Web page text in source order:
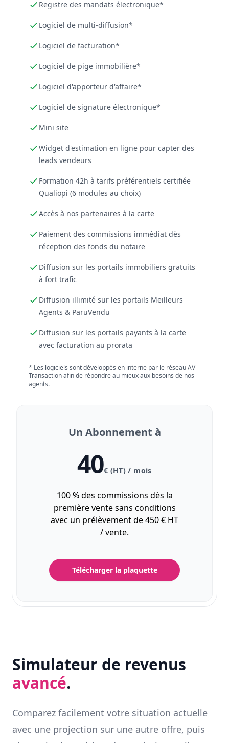
Registre des mandats électronique*
Logiciel de multi-diffusion*
Logiciel de facturation*
Logiciel de pige immobilière*
Logiciel d'apporteur d'affaire*
Logiciel de signature électronique*
Mini site
Widget d'estimation en ligne pour capter des
leads vendeurs
Formation 42h à tarifs préférentiels certifiée
Qualiopi (6 modules au choix)
Accès à nos partenaires à la carte
Paiement des commissions immédiat dès
réception des fonds du notaire
Diffusion sur les portails immobiliers gratuits
à fort trafic
Diffusion illimité sur les portails Meilleurs
Agents & ParuVendu
Diffusion sur les portails payants à la carte
avec facturation au prorata
* Les logiciels sont développés en interne par le réseau AV
Transaction afin de répondre au mieux aux besoins de nos
agents.
Un Abonnement à
40€ (HT) / mois
100 % des commissions dès la
première vente sans conditions
avec un prélèvement de 450 € HT
/ vente.
Télécharger la plaquette
Simulateur de revenus
avancé.
Comparez facilement votre situation actuelle
avec une projection sur une autre offre, puis